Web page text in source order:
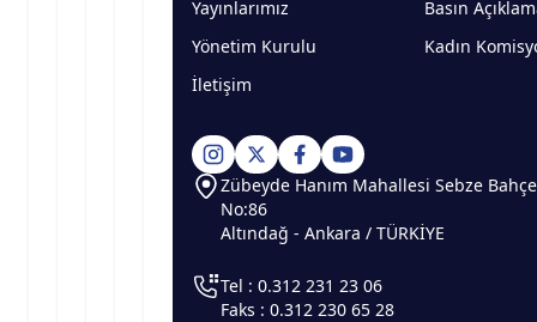
Yayınlarımız
Basın
Yönetim Kurulu
Kadın
İletişim
Zübeyde Hanım Mahallesi Sebze
No:86
Altındağ - Ankara / TÜRKİYE
Tel : 0.312 231 23 06
Faks : 0.312 230 65 28